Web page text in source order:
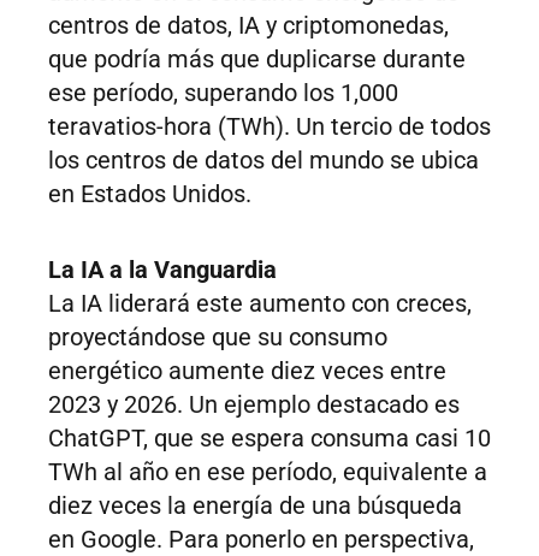
centros de datos, IA y criptomonedas,
que podría más que duplicarse durante
ese período, superando los 1,000
teravatios-hora (TWh). Un tercio de todos
los centros de datos del mundo se ubica
en Estados Unidos.
La IA a la Vanguardia
La IA liderará este aumento con creces,
proyectándose que su consumo
energético aumente diez veces entre
2023 y 2026. Un ejemplo destacado es
ChatGPT, que se espera consuma casi 10
TWh al año en ese período, equivalente a
diez veces la energía de una búsqueda
en Google. Para ponerlo en perspectiva,